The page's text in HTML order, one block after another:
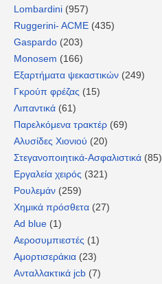
Lombardini (957)
Ruggerini- ACME (435)
Gaspardo (203)
Monosem (166)
Εξαρτήματα ψεκαστικών (249)
Γκρούπ φρέζας (15)
Λιπαντικά (61)
Παρελκόμενα τρακτέρ (69)
Αλυσίδες Χιονιού (20)
Στεγανοποιητικά-Ασφαλιστικά (85)
Εργαλεία χειρός (321)
Ρουλεμάν (259)
Χημικά πρόσθετα (27)
Ad blue (1)
Αεροσυμπιεστές (1)
Αμορτισεράκια (23)
Ανταλλακτικά jcb (7)